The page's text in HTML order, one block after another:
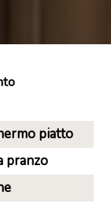
piatto
pranzo